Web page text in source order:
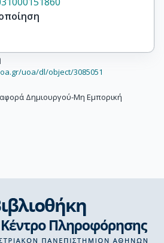
uoa/dl/object/3085051
Δημιουργού-Μη Εμπορική